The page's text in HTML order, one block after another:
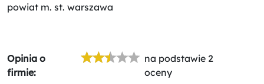
powiat m. st. warszawa
Opinia o
firmie:
na podstawie 2
oceny